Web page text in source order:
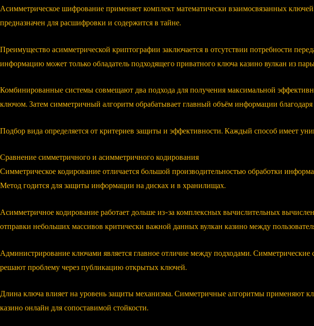
Асимметрическое шифрование применяет комплект математически взаимосвязанных
предназначен для расшифровки и содержится в тайне.
Преимущество асимметрической криптографии заключается в отсутствии потребности
информацию может только обладатель подходящего приватного ключа казино вулкан из
Комбинированные системы совмещают два подхода для получения максимальной
ключом. Затем симметричный алгоритм обрабатывает главный объём информации
Подбор вида определяется от критериев защиты и эффективности. Каждый способ имеет
Сравнение симметричного и асимметричного кодирования
Симметрическое кодирование отличается большой производительностью обработки
Метод годится для защиты информации на дисках и в хранилищах.
Асимметричное кодирование работает дольше из-за комплексных вычислительных
отправки небольших массивов критически важной данных вулкан казино между
Администрирование ключами является главное отличие между подходами.
решают проблему через публикацию открытых ключей.
Длина ключа влияет на уровень защиты механизма. Симметричные алгоритмы
казино онлайн для сопоставимой стойкости.